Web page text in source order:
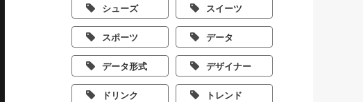
シューズ スイーツ
スポーツ データ
データ形式 デザイナー
ドリンク トレンド